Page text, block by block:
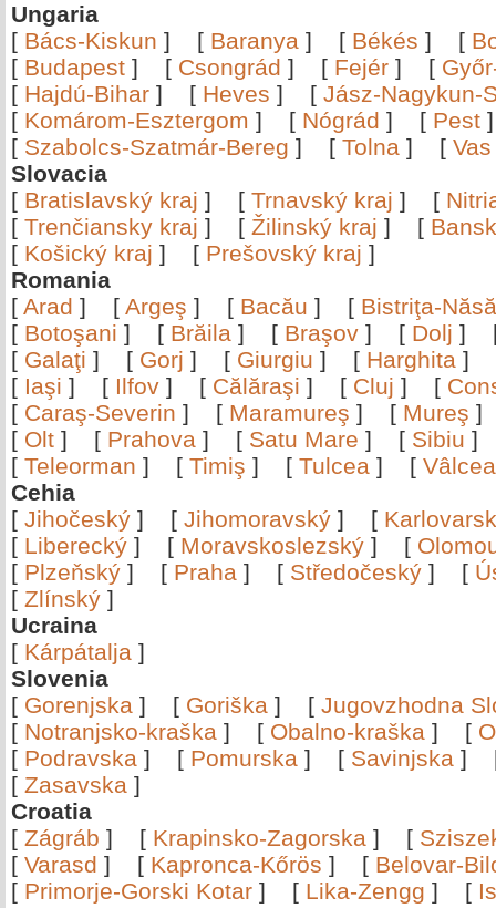
Ungaria
[ Bács-Kiskun ] [ Baranya ] [ Békés ] [
[ Budapest ] [ Csongrád ] [ Fejér ] [
[ Hajdú-Bihar ] [ Heves ] [ Jász-Nagykun-
[ Komárom-Esztergom ] [ Nógrád ] [ Pest
[ Szabolcs-Szatmár-Bereg ] [ Tolna ] [ Vas
Slovacia
[ Bratislavský kraj ] [ Trnavský kraj ] [
[ Trenčiansky kraj ] [ Žilinský kraj ] [
[ Košický kraj ] [ Prešovský kraj ]
Romania
[ Arad ] [ Argeş ] [ Bacău ] [ Bistriţa-
[ Botoşani ] [ Brăila ] [ Braşov ] [ Dolj ]
[ Galaţi ] [ Gorj ] [ Giurgiu ] [ Harghita ]
[ Iaşi ] [ Ilfov ] [ Călăraşi ] [ Cluj ] [
[ Caraş-Severin ] [ Maramureş ] [ Mureş
[ Olt ] [ Prahova ] [ Satu Mare ] [ Sibiu
[ Teleorman ] [ Timiş ] [ Tulcea ] [
Cehia
[ Jihočeský ] [ Jihomoravský ] [
[ Liberecký ] [ Moravskoslezský ] [
[ Plzeňský ] [ Praha ] [ Středočeský ] [
[ Zlínský ]
Ucraina
[ Kárpátalja ]
Slovenia
[ Gorenjska ] [ Goriška ] [ Jugovzhodna
[ Notranjsko-kraška ] [ Obalno-kraška ] [
[ Podravska ] [ Pomurska ] [ Savinjska ]
[ Zasavska ]
Croatia
[ Zágráb ] [ Krapinsko-Zagorska ] [
[ Varasd ] [ Kapronca-Kőrös ] [ Belovar-
[ Primorje-Gorski Kotar ] [ Lika-Zengg ] [